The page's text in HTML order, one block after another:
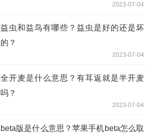
2023-07-04
益虫和益鸟有哪些？益虫是好的还是坏
的？
2023-07-04
全开麦是什么意思？有耳返就是半开麦
吗？
2023-07-04
beta版是什么意思？苹果手机beta怎么取